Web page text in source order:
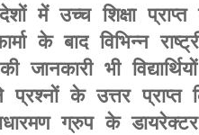
में उच्च शिक्षा
के बाद विभिन्न
भी
के उत्तर प्राप्त
ग्रुप के